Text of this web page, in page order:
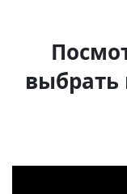
выбрать